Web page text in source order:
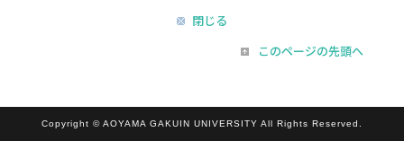
閉じる
このページの先頭へ
Copyright © AOYAMA GAKUIN UNIVERSITY All Rights Reserved.